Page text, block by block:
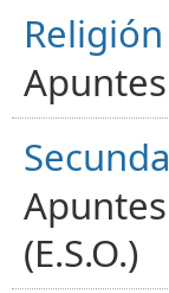
Religión
(E.S.O.)